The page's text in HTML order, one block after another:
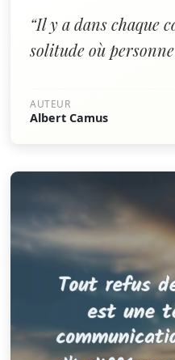
“Il y a dans chaque
solitude où
AUTEUR
Albert Camus